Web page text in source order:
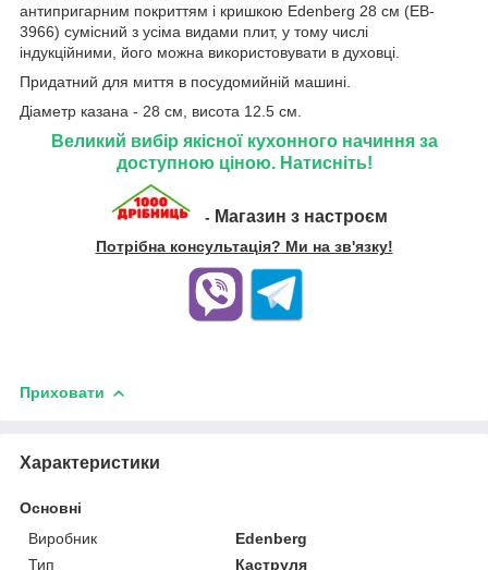
антипригарним покриттям і кришкою Edenberg 28 см (EB-
3966) сумісний з усіма видами плит, у тому числі
індукційними, його можна використовувати в духовці.
Придатний для миття в посудомийній машині.
Діаметр казана - 28 см, висота 12.5 см.
Великий вибір якісної кухонного начиння за
доступною ціною. Натисніть!
- Магазин з настроєм
Потрібна консультація? Ми на зв'язку!
Приховати
Характеристики
Основні
Виробник
Edenberg
Тип
Каструля